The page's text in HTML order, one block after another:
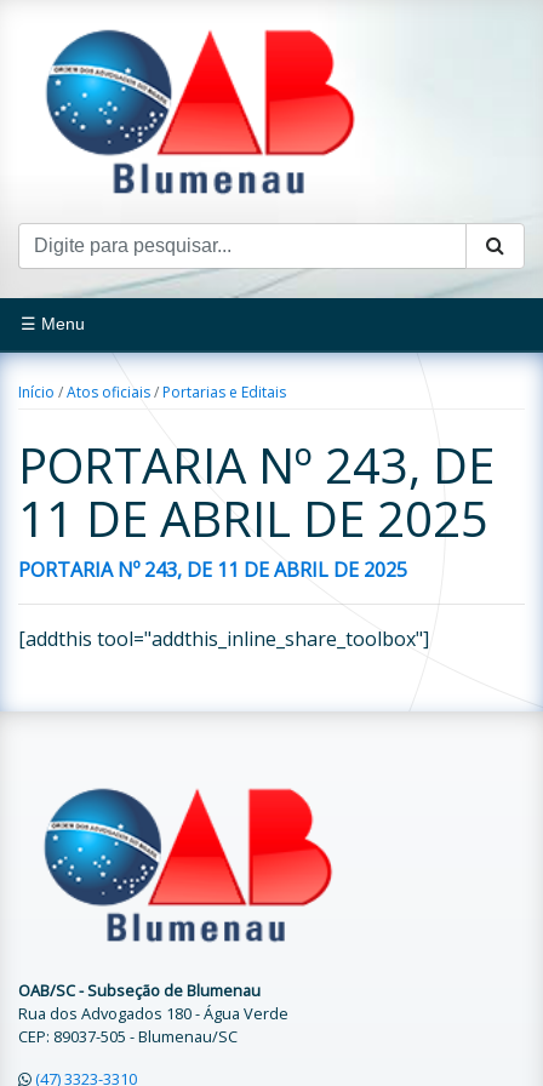
☰ Menu
Início /Atos oficiais/Portarias e Editais
PORTARIA Nº 243, DE
11 DE ABRIL DE 2025
PORTARIA Nº243, DE 11 DEABRIL DE 2025
[addthis tool="addthis_inline_share_toolbox"]
OAB/SC - Subseção de Blumenau
Rua dos Advogados 180 - Água Verde
CEP: 89037-505 - Blumenau/SC
(47) 3323-3310